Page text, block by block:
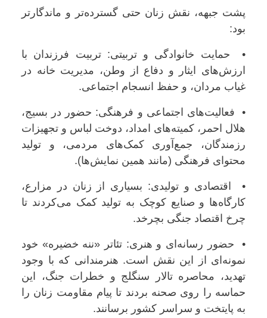
پشت جبهه، نقش زنان حتی گسترده‌تر و ماندگارتر
بود:
• حمایت خانوادگی و تربیتی: تربیت فرزندان با
ارزش‌های ایثار و دفاع از وطن، مدیریت خانه در
غیاب مردان، و حفظ انسجام اجتماعی.
• فعالیت‌های اجتماعی و فرهنگی: حضور در بسیج،
هلال احمر، کمیته‌های امداد، دوخت لباس و تجهیزات
رزمندگان، جمع‌آوری کمک‌های مردمی، و تولید
محتوای فرهنگی (مانند همین نمایش‌ها).
• اقتصادی و تولیدی: بسیاری از زنان در مزارع،
کارگاه‌ها و صنایع کوچک به تولید کمک می‌کردند تا
چرخ اقتصاد جنگی بچرخد.
• حضور رسانه‌ای و هنری: تئاتر «ننه خضیره» خود
نمونه‌ای از این نقش است. هنرمندانی که با وجود
تهدید، محاصره تالار سنگلج و خطرات جنگ، این
حماسه را روی صحنه بردند تا پیام مقاومت زنان را
به پایتخت و سراسر کشور برسانند.